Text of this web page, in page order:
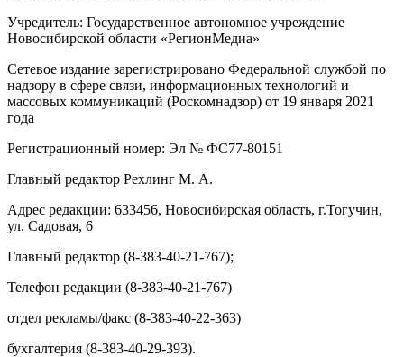
Учредитель: Государственное автономное учреждение
Новосибирской области «РегионМедиа»
Сетевое издание зарегистрировано Федеральной службой по
надзору в сфере связи, информационных технологий и
массовых коммуникаций (Роскомнадзор) от 19 января 2021
года
Регистрационный номер: Эл № ФС77-80151
Главный редактор Рехлинг М. А.
Адрес редакции: 633456, Новосибирская область, г.Тогучин,
ул. Садовая, 6
Главный редактор (8-383-40-21-767);
Телефон редакции (8-383-40-21-767)
отдел рекламы/факс (8-383-40-22-363)
бухгалтерия (8-383-40-29-393).